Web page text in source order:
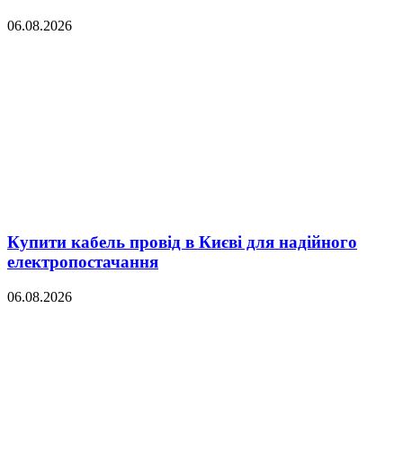
06.08.2026
Купити кабель провід в Києві для надійного
електропостачання
06.08.2026